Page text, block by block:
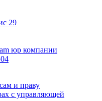
29
и праву
с управляющей